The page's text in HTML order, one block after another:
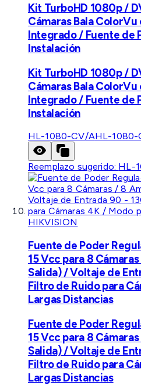
Kit TurboHD 1080p /
Cámaras Bala
Integrado / Fuente de
Instalación
Kit TurboHD 1080p /
Cámaras Bala
Integrado / Fuente de
Instalación
HL-1080-CV/AHL-1080-
Reemplazo sugerido: HL-
HIKVISION
Fuente de Poder
15 Vcc para 8
Salida) / Voltaje de
Filtro de Ruido para
Largas Distancias
Fuente de Poder
15 Vcc para 8
Salida) / Voltaje de
Filtro de Ruido para
Largas Distancias